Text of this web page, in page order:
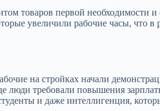
товаров первой необходимости
увеличили рабочие часы, что в
на стройках начали
люди требовали повышения
и даже интеллигенция,